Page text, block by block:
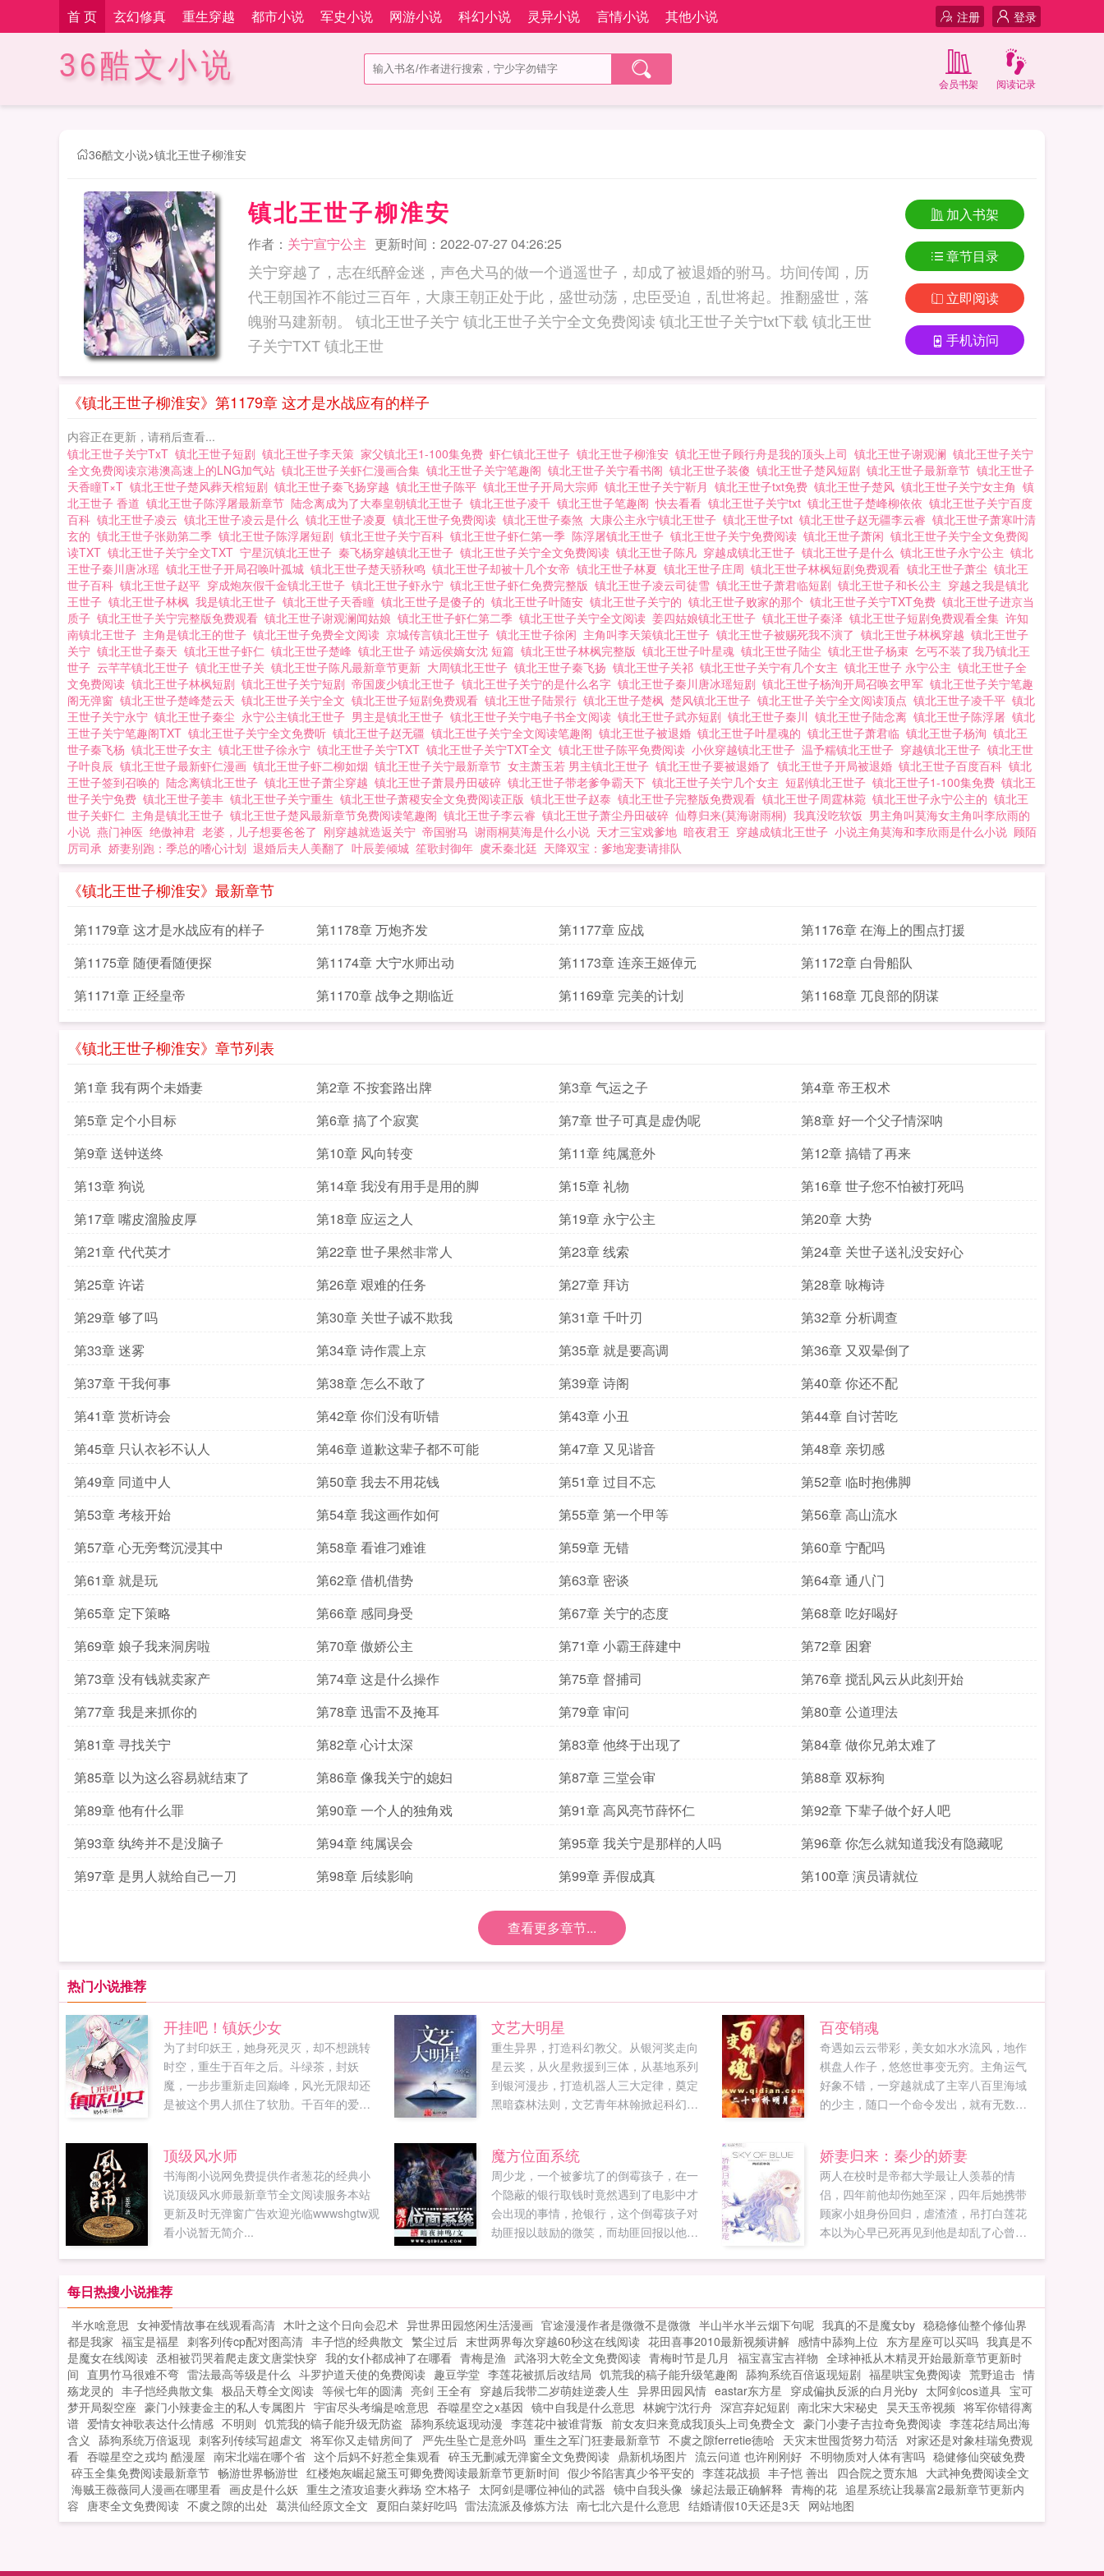
首 页 玄幻修真 重生穿越 都市小说 军史小说 网游小说 科幻小说 灵异小说 言情小说 其他小说 登录
注册
36酷文小说 阅读记录
会员书架
36酷文小说>镇北王世子柳淮安
镇北王世子柳淮安
作者： 关宁宣宁公主 更新时间：2022-07-27 04:26:25
关宁穿越了，志在纸醉金迷，声色犬马的做一个逍遥世子，却成了被退婚的驸马。坊间传闻，历
代王朝国祚不能过三百年，大康王朝正处于此，盛世动荡，忠臣受迫，乱世将起。推翻盛世，落
魄驸马建新朝。 镇北王世子关宁 镇北王世子关宁全文免费阅读 镇北王世子关宁txt下载 镇北王世
子关宁TXT 镇北王世
加入书架
章节目录
立即阅读
手机访问
《镇北王世子柳淮安》第1179章 这才是水战应有的样子
内容正在更新，请稍后查看...
镇北王世子关宁TxT 镇北王世子短剧 镇北王世子李天策 家父镇北王1-100集免费 虾仁镇北王世子 镇北王世子柳淮安 镇北王世子顾行舟是我的顶头上司 镇北王世子谢观澜 镇北王世子关宁
全文免费阅读京港澳高速上的LNG加气站 镇北王世子关虾仁漫画合集 镇北王世子关宁笔趣阁 镇北王世子关宁看书阁 镇北王世子装傻 镇北王世子楚风短剧 镇北王世子最新章节 镇北王世子
天香瞳T×T 镇北王世子楚风葬天棺短剧 镇北王世子秦飞扬穿越 镇北王世子陈平 镇北王世子开局大宗师 镇北王世子关宁靳月 镇北王世子txt免费 镇北王世子楚风 镇北王世子关宁女主角 镇
北王世子 香道 镇北王世子陈浮屠最新章节 陆念离成为了大奉皇朝镇北王世子 镇北王世子凌千 镇北王世子笔趣阁快去看看 镇北王世子关宁txt 镇北王世子楚峰柳依依 镇北王世子关宁百度
百科 镇北王世子凌云 镇北王世子凌云是什么 镇北王世子凌夏 镇北王世子免费阅读 镇北王世子秦煞 大康公主永宁镇北王世子 镇北王世子txt 镇北王世子赵无疆李云睿 镇北王世子萧寒叶清
玄的 镇北王世子张勋第二季 镇北王世子陈浮屠短剧 镇北王世子关宁百科 镇北王世子虾仁第一季 陈浮屠镇北王世子 镇北王世子关宁免费阅读 镇北王世子萧闲 镇北王世子关宁全文免费阅
读TXT 镇北王世子关宁全文TXT 宁星沉镇北王世子 秦飞杨穿越镇北王世子 镇北王世子关宁全文免费阅读 镇北王世子陈凡 穿越成镇北王世子 镇北王世子是什么 镇北王世子永宁公主 镇北
王世子秦川唐冰瑶 镇北王世子开局召唤叶孤城 镇北王世子楚天骄秋鸣 镇北王世子却被十几个女帝 镇北王世子林夏 镇北王世子庄周 镇北王世子林枫短剧免费观看 镇北王世子萧尘 镇北王
世子百科 镇北王世子赵平 穿成炮灰假千金镇北王世子 镇北王世子虾永宁 镇北王世子虾仁免费完整版 镇北王世子凌云司徒雪 镇北王世子萧君临短剧 镇北王世子和长公主 穿越之我是镇北
王世子 镇北王世子林枫 我是镇北王世子 镇北王世子天香瞳 镇北王世子是傻子的 镇北王世子叶随安 镇北王世子关宁的 镇北王世子败家的那个 镇北王世子关宁TXT免费 镇北王世子进京当
质子 镇北王世子关宁完整版免费观看 镇北王世子谢观澜闻姑娘 镇北王世子虾仁第二季 镇北王世子关宁全文阅读 姜四姑娘镇北王世子 镇北王世子秦泽 镇北王世子短剧免费观看全集 许知
南镇北王世子 主角是镇北王的世子 镇北王世子免费全文阅读 京城传言镇北王世子 镇北王世子徐闲 主角叫李天策镇北王世子 镇北王世子被赐死我不演了 镇北王世子林枫穿越 镇北王世子
关宁 镇北王世子秦天 镇北王世子虾仁 镇北王世子楚峰 镇北王世子 靖远侯嫡女沈 短篇 镇北王世子林枫完整版 镇北王世子叶星魂 镇北王世子陆尘 镇北王世子杨束 乞丐不装了我乃镇北王
世子 云芊芊镇北王世子 镇北王世子关 镇北王世子陈凡最新章节更新 大周镇北王世子 镇北王世子秦飞扬 镇北王世子关祁 镇北王世子关宁有几个女主 镇北王世子 永宁公主 镇北王世子全
文免费阅读 镇北王世子林枫短剧 镇北王世子关宁短剧 帝国废少镇北王世子 镇北王世子关宁的是什么名字 镇北王世子秦川唐冰瑶短剧 镇北王世子杨洵开局召唤玄甲军 镇北王世子关宁笔趣
阁无弹窗 镇北王世子楚峰楚云天 镇北王世子关宁全文 镇北王世子短剧免费观看 镇北王世子陆景行 镇北王世子楚枫 楚风镇北王世子 镇北王世子关宁全文阅读顶点 镇北王世子凌千平 镇北
王世子关宁永宁 镇北王世子秦尘 永宁公主镇北王世子 男主是镇北王世子 镇北王世子关宁电子书全文阅读 镇北王世子武亦短剧 镇北王世子秦川 镇北王世子陆念离 镇北王世子陈浮屠 镇北
王世子关宁笔趣阁TXT 镇北王世子关宁全文免费听 镇北王世子赵无疆 镇北王世子关宁全文阅读笔趣阁 镇北王世子被退婚 镇北王世子叶星魂的 镇北王世子萧君临 镇北王世子杨洵 镇北王
世子秦飞杨 镇北王世子女主 镇北王世子徐永宁 镇北王世子关宁TXT 镇北王世子关宁TXT全文 镇北王世子陈平免费阅读 小伙穿越镇北王世子 温予糯镇北王世子 穿越镇北王世子 镇北王世
子叶良辰 镇北王世子最新虾仁漫画 镇北王世子虾二柳如烟 镇北王世子关宁最新章节 女主萧玉若 男主镇北王世子 镇北王世子要被退婚了 镇北王世子开局被退婚 镇北王世子百度百科 镇北
王世子签到召唤的 陆念离镇北王世子 镇北王世子萧尘穿越 镇北王世子萧晨丹田破碎 镇北王世子带老爹争霸天下 镇北王世子关宁几个女主 短剧镇北王世子 镇北王世子1-100集免费 镇北王
世子关宁免费 镇北王世子姜丰 镇北王世子关宁重生 镇北王世子萧稷安全文免费阅读正版 镇北王世子赵泰 镇北王世子完整版免费观看 镇北王世子周霆林菀 镇北王世子永宁公主的 镇北王
世子关虾仁 主角是镇北王世子 镇北王世子楚风最新章节免费阅读笔趣阁 镇北王世子李云睿 镇北王世子萧尘丹田破碎 仙尊归来(莫海谢雨桐) 我真没吃软饭 男主角叫莫海女主角叫李欣雨的
小说 燕门神医 绝傲神君 老婆，儿子想要爸爸了 刚穿越就造返关宁 帝国驸马 谢雨桐莫海是什么小说 天才三宝戏爹地 暗夜君王 穿越成镇北王世子 小说主角莫海和李欣雨是什么小说 顾陌
厉司承 娇妻别跑：季总的嗜心计划 退婚后夫人美翻了 叶辰姜倾城 笙歌封御年 虞禾秦北廷 天降双宝：爹地宠妻请排队
《镇北王世子柳淮安》最新章节
第1179章 这才是水战应有的样子 第1178章 万炮齐发 第1177章 应战
第1176章 在海上的围点打援
第1175章 随便看随便探
第1174章 大宁水师出动 第1173章 连亲王姬倬元
第1172章 白骨船队
第1171章 正经皇帝
第1170章 战争之期临近 第1169章 完美的计划 第1168章 兀良部的阴谋
《镇北王世子柳淮安》章节列表
第1章 我有两个未婚妻 第2章 不按套路出牌 第3章 气运之子
第4章 帝王权术
第5章 定个小目标
第6章 搞了个寂寞 第7章 世子可真是虚伪呢
第8章 好一个父子情深呐
第9章 送钟送终
第10章 风向转变 第11章 纯属意外
第12章 搞错了再来
第13章 狗说
第14章 我没有用手是用的脚 第15章 礼物
第16章 世子您不怕被打死吗
第17章 嘴皮溜脸皮厚
第18章 应运之人 第19章 永宁公主
第20章 大势
第21章 代代英才
第22章 世子果然非常人 第23章 线索
第24章 关世子送礼没安好心
第25章 许诺
第26章 艰难的任务 第27章 拜访
第28章 咏梅诗
第29章 够了吗
第30章 关世子诚不欺我 第31章 千叶刃
第32章 分析调查
第33章 迷雾
第34章 诗作震上京 第35章 就是要高调
第36章 又双晕倒了
第37章 干我何事
第38章 怎么不敢了 第39章 诗阁
第40章 你还不配
第41章 赏析诗会
第42章 你们没有听错 第43章 小丑
第44章 自讨苦吃
第45章 只认衣衫不认人
第46章 道歉这辈子都不可能 第47章 又见谐音
第48章 亲切感
第49章 同道中人
第50章 我去不用花钱 第51章 过目不忘
第52章 临时抱佛脚
第53章 考核开始
第54章 我这画作如何 第55章 第一个甲等
第56章 高山流水
第57章 心无旁骛沉浸其中
第58章 看谁刁难谁 第59章 无错
第60章 宁配吗
第61章 就是玩
第62章 借机借势 第63章 密谈
第64章 通八门
第65章 定下策略
第66章 感同身受 第67章 关宁的态度
第68章 吃好喝好
第69章 娘子我来洞房啦
第70章 傲娇公主 第71章 小霸王薛建中
第72章 困窘
第73章 没有钱就卖家产
第74章 这是什么操作 第75章 督捕司
第76章 搅乱风云从此刻开始
第77章 我是来抓你的
第78章 迅雷不及掩耳 第79章 审问
第80章 公道理法
第81章 寻找关宁
第82章 心计太深 第83章 他终于出现了
第84章 做你兄弟太难了
第85章 以为这么容易就结束了
第86章 像我关宁的媳妇 第87章 三堂会审
第88章 双标狗
第89章 他有什么罪
第90章 一个人的独角戏 第91章 高风亮节薛怀仁
第92章 下辈子做个好人吧
第93章 纨绔并不是没脑子
第94章 纯属误会 第95章 我关宁是那样的人吗
第96章 你怎么就知道我没有隐藏呢
第97章 是男人就给自己一刀
第98章 后续影响 第99章 弄假成真 第100章 演员请就位
查看更多章节...
热门小说推荐
开挂吧！镇妖少女
为了封印妖王，她身死灵灭，却不想跳转
时空，重生于百年之后。斗绿茶，封妖
魔，一步步重新走回巅峰，风光无限却还
是被这个男人抓住了软肋。千百年的爱恨
了一个小贼。你这人讲不讲理！说谁是
贼，我偷什么东西了。不巧，你偷的这
物，便是我的心。...
文艺大明星
重生异界，打造科幻教父。从银河奖走向
星云奖，从火星救援到三体，从基地系列
到银河漫步，打造机器人三大定律，奠定
黑暗森林法则，文艺青年林翰掀起科幻狂
百变销魂
奇遇如云云带彩，美女如水水流风，地作
棋盘人作子，悠悠世事变无穷。主角运气
好象不错，一穿越就成了主宰八百里海域
的少主，随口一个命令发出，就有无数魔
见鸟昏美女见了躲进泥坑的超级大混蛋
吗？...
顶级风水师
书海阁小说网免费提供作者葱花的经典小
说顶级风水师最新章节全文阅读服务本站
更新及时无弹窗广告欢迎光临wwwshgtw观
看小说暂无简介...
魔方位面系统
周少龙，一个被爹坑了的倒霉孩子，在一
个隐蔽的银行取钱时竟然遇到了电影中才
会出现的事情，抢银行，这个倒霉孩子对
劫匪报以鼓励的微笑，而劫匪回报以他一
娇妻归来：秦少的娇妻
两人在校时是帝都大学最让人羡慕的情
侣，四年前他却伤她至深，四年后她携带
顾家小姐身份回归，虐渣渣，吊打白莲花
本以为心早已死再见到他是却乱了心曾经
秦子澈一本正经的说我先追的秦太太全场
惊呼，是在没想到一生气帝都都会抖三抖
的男人会倒追人，然而秦子澈的下一句话
更是让人惊呼因为秦太太比较难追，所以
我只有倒贴了顾璃老脸一红众人莫名其妙
被喂了一把狗粮是怎么肥四？注男女主身
心干净（宠文！宠文！宠文！重要的事情
说三遍！虽然偶然参杂些虐咳咳，但还是
宠啦。）...
每日热搜小说推荐
半水啥意思 女神爱情故事在线观看高清 木叶之这个日向会忍术 异世界田园悠闲生活漫画 官途漫漫作者是微微不是微微 半山半水半云烟下句呢 我真的不是魔女by 稳稳修仙整个修仙界
都是我家 福宝是福星 刺客列传cp配对图高清 丰子恺的经典散文 繁尘过后 末世两界每次穿越60秒这在线阅读 花田喜事2010最新视频讲解 感情中舔狗上位 东方星座可以买吗 我真是不
是魔女在线阅读 丞相被罚哭着爬走废文唐棠快穿 我的女仆都成神了在哪看 青梅是渔 武洛羽大乾全文免费阅读 青梅时节是几月 福宝喜宝吉祥物 全球神袛从木精灵开始最新章节更新时
间 直男竹马很难不弯 雷法最高等级是什么 斗罗护道天使的免费阅读 趣豆学堂 李莲花被抓后改结局 饥荒我的稿子能升级笔趣阁 舔狗系统百倍返现短剧 福星哄宝免费阅读 荒野追击 情
殇龙灵的 丰子恺经典散文集 极品天尊全文阅读 等候七年的圆满 亮剑 王全有 穿越后我带二岁萌娃逆袭人生 异界田园风情 eastar东方星 穿成偏执反派的白月光by 太阿剑cos道具 宝可
梦开局裂空座 豪门小辣妻金主的私人专属图片 宇宙尽头考编是啥意思 吞噬星空之x基因 镜中自我是什么意思 林婉宁沈行舟 深宫弃妃短剧 南北宋大宋秘史 昊天玉帝视频 将军你错得离
谱 爱情女神歌表达什么情感 不明则 饥荒我的镐子能升级无防盗 舔狗系统返现动漫 李莲花中被谁背叛 前女友归来竟成我顶头上司免费全文 豪门小妻子吉拉奇免费阅读 李莲花结局出海
含义 舔狗系统万倍返现 刺客列传续写超虐文 将军你又走错房间了 严先生坠亡是意外吗 重生之军门狂妻最新章节 不虞之隙ferretie德哈 天灾末世囤货努力苟活 对家还是对象桂瑞免费观
看 吞噬星空之戎均 酷漫屋 南宋北端在哪个省 这个后妈不好惹全集观看 碎玉无删减无弹窗全文免费阅读 鼎新机场图片 流云问道 也许刚刚好 不明物质对人体有害吗 稳健修仙突破免费
碎玉全集免费阅读最新章节 畅游世界畅游世 红楼炮灰崛起黛玉可卿免费阅读最新章节更新时间 假少爷陷害真少爷平安的 李莲花战损 丰子恺 善出 四合院之贾东旭 大武神免费阅读全文
海贼王薇薇同人漫画在哪里看 画皮是什么妖 重生之渣攻追妻火葬场 空木格子 太阿剑是哪位神仙的武器 镜中自我头像 缘起法最正确解释 青梅的花 追星系统让我暴富2最新章节更新内
容 唐枣全文免费阅读 不虞之隙的出处 葛洪仙经原文全文 夏阳白菜好吃吗 雷法流派及修炼方法 南七北六是什么意思 结婚请假10天还是3天 网站地图